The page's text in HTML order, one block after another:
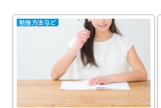
勉強方法など